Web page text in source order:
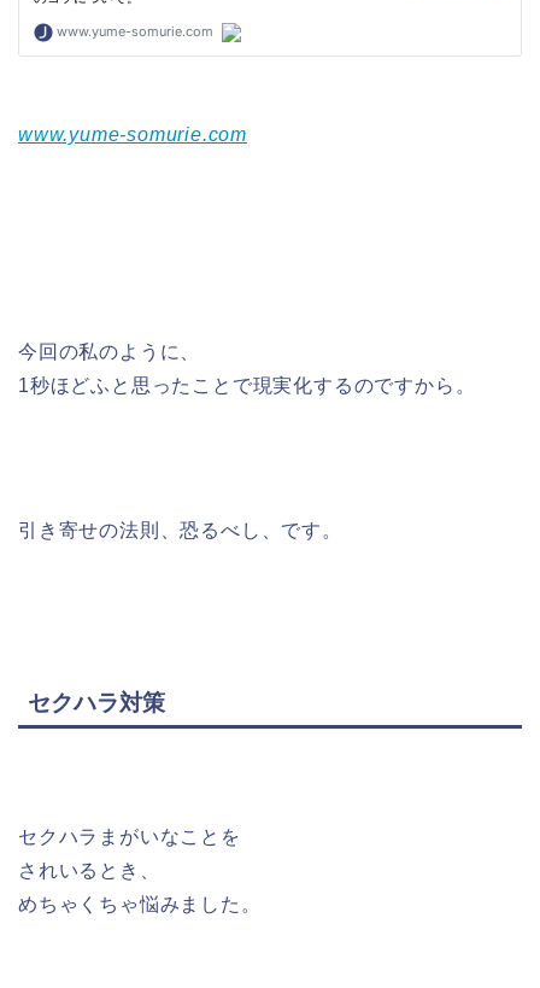
www.yume-somurie.com
今回の私のように、
1秒ほどふと思ったことで現実化するのですから。
引き寄せの法則、恐るべし、です。
セクハラ対策
セクハラまがいなことを
されいるとき、
めちゃくちゃ悩みました。